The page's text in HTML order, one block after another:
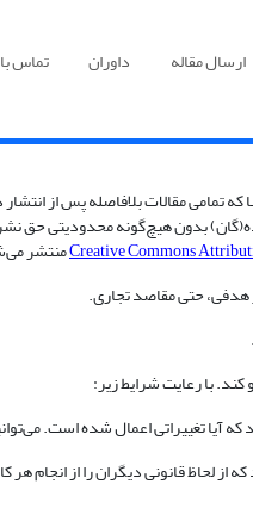
ارسال مقاله داوران تماس
تمامی مقالات بلافاصله پس از
بدون هیچ‌گونه محدودیتی حق نشر
Creative Commons
هدفی، حتی مقاصد تجاری.
کند. با رعایت شرایط زیر:
آیا تغییراتی اعمال شده است.
از لحاظ قانونی دیگران را از انجام